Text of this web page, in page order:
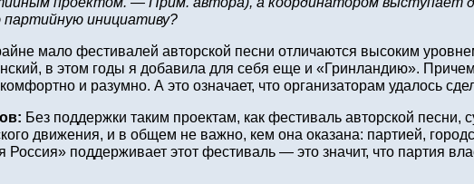
инициативу?
мало фестивалей авторской песни отличаются высоким
в этом годы я добавила для себя еще и «Гринландию».
и разумно. А это означает, что организаторам удалось
Без поддержки таким проектам, как фестиваль авторской
движения, и в общем не важно, кем она оказана: партией,
Россия» поддерживает этот фестиваль — это значит, что партия